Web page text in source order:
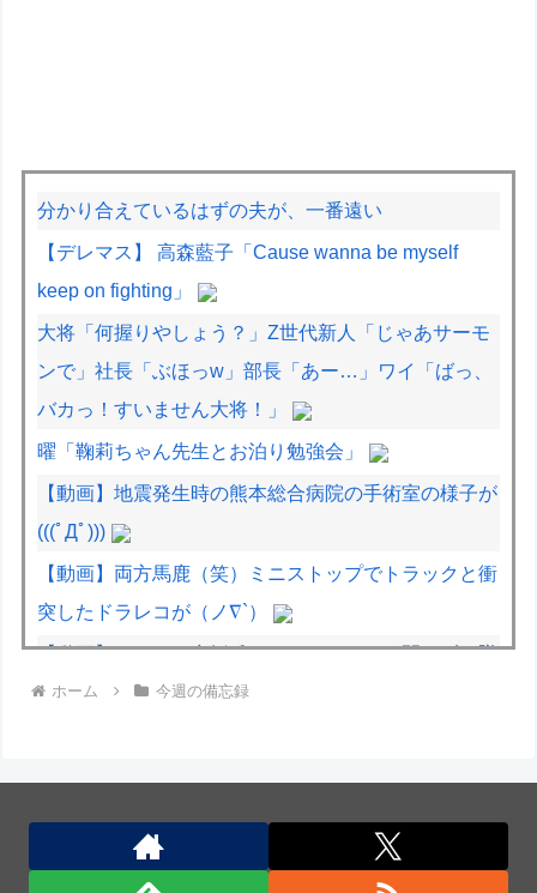
分かり合えているはずの夫が、一番遠い
【デレマス】 高森藍子「Cause wanna be myself
keep on fighting」
大将「何握りやしょう？」Z世代新人「じゃあサーモ
ンで」社長「ぶほっw」部長「あー…」ワイ「ばっ、
バカっ！すいません大将！」
曜「鞠莉ちゃん先生とお泊り勉強会」
【動画】地震発生時の熊本総合病院の手術室の様子が
(((ﾟДﾟ)))
【動画】両方馬鹿（笑）ミニストップでトラックと衝
突したドラレコが（ノ∇`）
【動画】ロシアの空挺兵、パラシュートが開かずに墜
落してしまう。
侵攻しなかった」！
ホーム 今週の備忘録